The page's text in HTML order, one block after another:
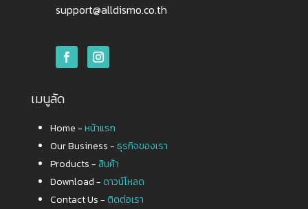
support@alldismo.co.th
เมนูลัด
Home -หน้าแรก
Our Business -ธุรกิจของเรา
Products - สินค้า
Download - ดาวน์โหลด
Contact Us - ติดต่อเรา